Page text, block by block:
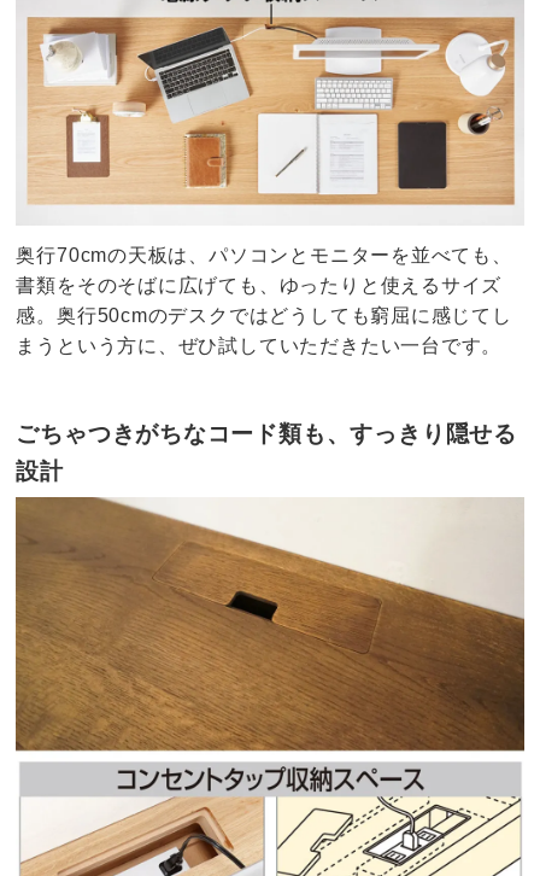
奥行70cmの天板は、パソコンとモニターを並べても、
書類をそのそばに広げても、ゆったりと使えるサイズ
感。奥行50cmのデスクではどうしても窮屈に感じてし
まうという方に、ぜひ試していただきたい一台です。
ごちゃつきがちなコード類も、すっきり隠せる
設計